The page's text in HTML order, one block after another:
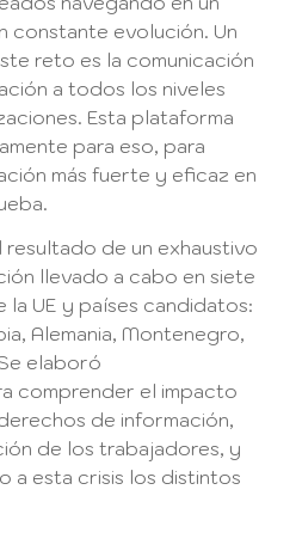
constante evolución. Un
reto es la comunicación
a todos los niveles
Esta plataforma
para eso, para
más fuerte y eficaz en
resultado de un exhaustivo
llevado a cabo en siete
la UE y países candidatos:
Alemania, Montenegro,
elaboró
comprender el impacto
de información,
de los trabajadores, y
a esta crisis los distintos